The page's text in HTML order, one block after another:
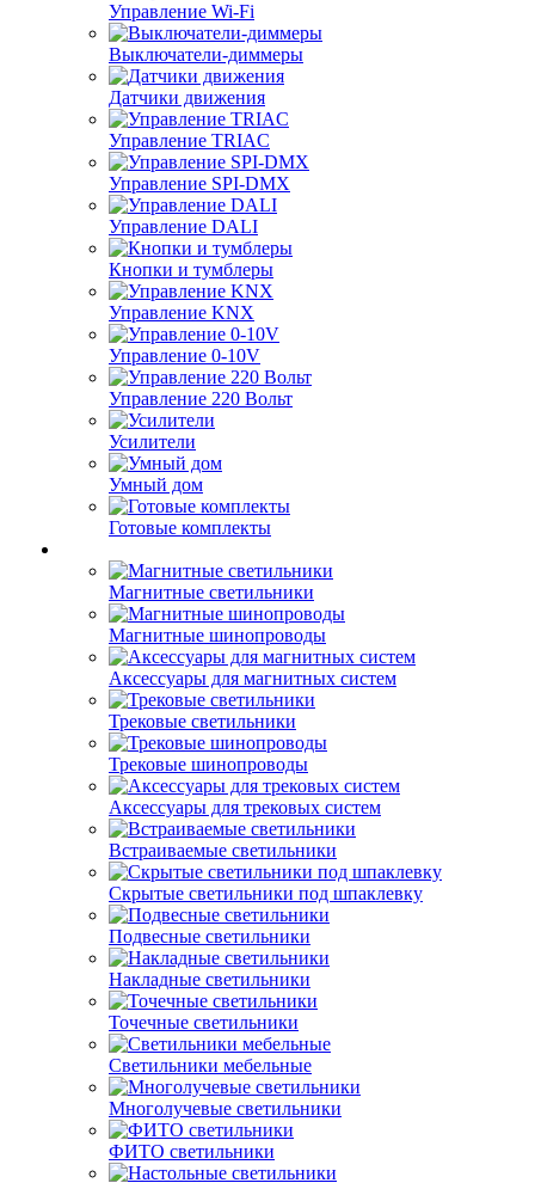
Управление Wi-Fi
Выключатели-диммеры
Датчики движения
Управление TRIAC
Управление SPI-DMX
Управление DALI
Кнопки и тумблеры
Управление KNX
Управление 0-10V
Управление 220 Вольт
Усилители
Умный дом
Готовые комплекты
Магнитные светильники
Магнитные шинопроводы
Аксессуары для магнитных систем
Трековые светильники
Трековые шинопроводы
Аксессуары для трековых систем
Встраиваемые светильники
Скрытые светильники под шпаклевку
Подвесные светильники
Накладные светильники
Точечные светильники
Светильники мебельные
Многолучевые светильники
ФИТО светильники